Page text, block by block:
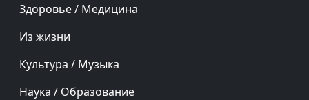
Здоровье / Медицина
Из жизни
Культура / Музыка
Наука / Образование